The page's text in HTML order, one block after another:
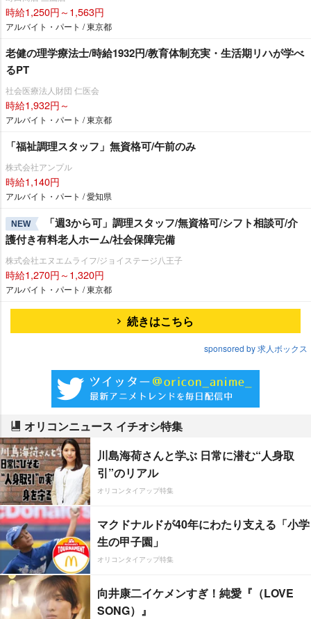
時給1,250円～1,563円
アルバイト・パート / 東京都
老健の理学療法士/時給1932円/教育体制充実・生活期リハが学べ
るPT
社会医療法人財団 仁医会
時給1,932円～
アルバイト・パート / 東京都
「福祉調理スタッフ」無資格可/午前のみ
株式会社アンプル
時給1,140円
アルバイト・パート / 愛知県
NEW
「週3から可」調理スタッフ/無資格可/シフト相談可/介
護付き有料老人ホーム/社会保障完備
株式会社エヌエムライフ/ジョイステージ八王子
時給1,270円～1,320円
アルバイト・パート / 東京都
続きはこちら
sponsored by 求人ボックス
オリコンニュース イチオシ特集
川島海荷さんと学ぶ 日常に潜む“人身取
引”のリアル
オリコンタイアップ特集
マクドナルドが40年にわたり支える「小学
生の甲子園」
オリコンタイアップ特集
向井康二イケメンすぎ！純愛『（LOVE
SONG）』